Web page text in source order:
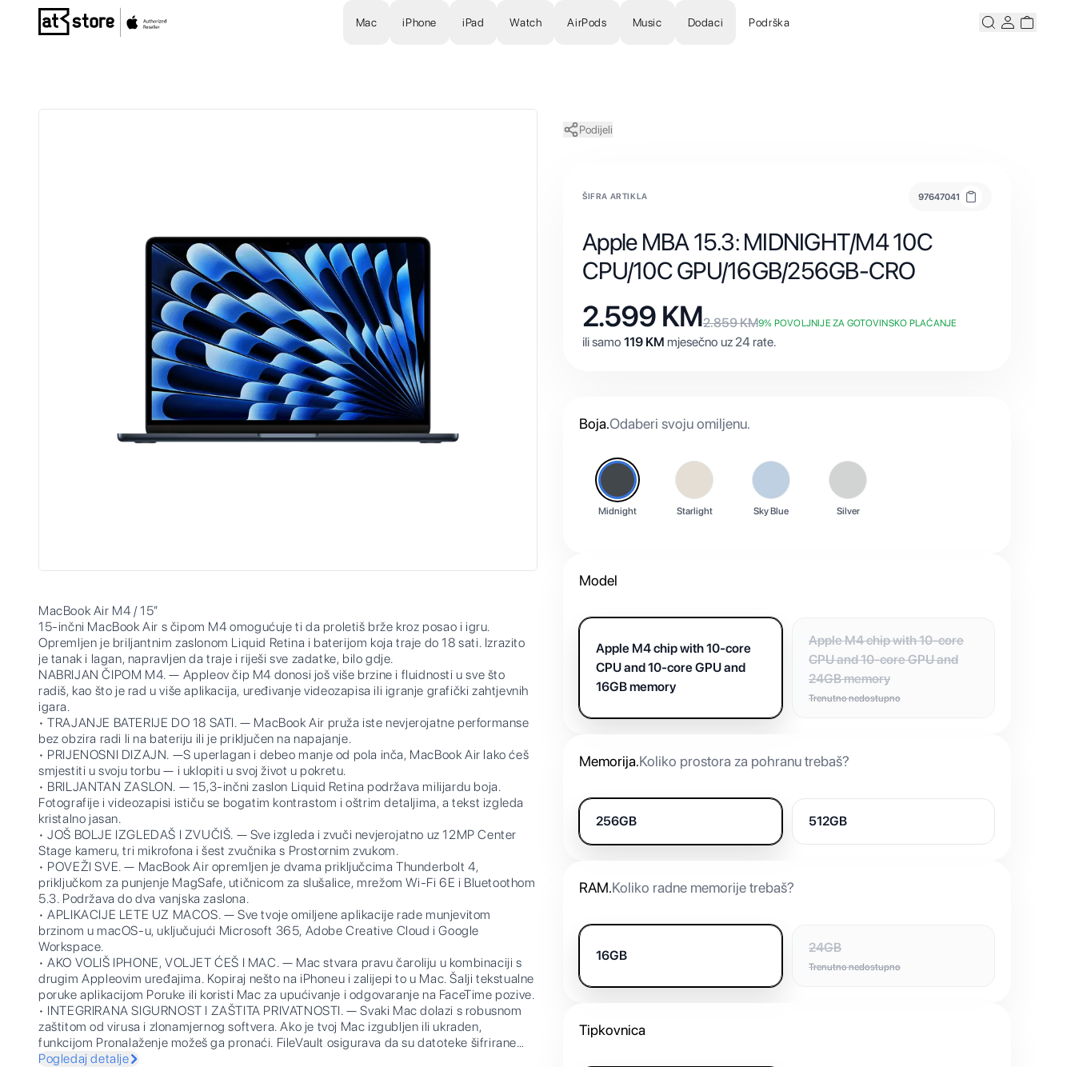
Posjetite početnu stranicu AT Store
Mac iPhone iPad Watch AirPods Music Dodaci Podrška PretražiKorisnicki
MacBook Air M4 / 15”
15-inčni MacBook Air s čipom M4 omogućuje ti da proletiš brže kroz posao i igru.
Opremljen je briljantnim zaslonom Liquid Retina i baterijom koja traje do 18 sati. Izrazito
je tanak i lagan, napravljen da traje i riješi sve zadatke, bilo gdje.
NABRIJAN ČIPOM M4. — Appleov čip M4 donosi još više brzine i fluidnosti u sve što
radiš, kao što je rad u više aplikacija, uređivanje videozapisa ili igranje grafički zahtjevnih
igara.
• TRAJANJE BATERIJE DO 18 SATI. — MacBook Air pruža iste nevjerojatne performanse
bez obzira radi li na bateriju ili je priključen na napajanje.
• PRIJENOSNI DIZAJN. —S uperlagan i debeo manje od pola inča, MacBook Air lako ćeš
smjestiti u svoju torbu — i uklopiti u svoj život u pokretu.
• BRILJANTAN ZASLON. — 15,3-inčni zaslon Liquid Retina podržava milijardu boja.
Fotografije i videozapisi ističu se bogatim kontrastom i oštrim detaljima, a tekst izgleda
kristalno jasan.
• JOŠ BOLJE IZGLEDAŠ I ZVUČIŠ. — Sve izgleda i zvuči nevjerojatno uz 12MP Center
Stage kameru, tri mikrofona i šest zvučnika s Prostornim zvukom.
• POVEŽI SVE. — MacBook Air opremljen je dvama priključcima Thunderbolt 4,
priključkom za punjenje MagSafe, utičnicom za slušalice, mrežom Wi-Fi 6E i Bluetoothom
5.3. Podržava do dva vanjska zaslona.
• APLIKACIJE LETE UZ MACOS. — Sve tvoje omiljene aplikacije rade munjevitom
brzinom u macOS-u, uključujući Microsoft 365, Adobe Creative Cloud i Google
Workspace.
• AKO VOLIŠ IPHONE, VOLJET ĆEŠ I MAC. — Mac stvara pravu čaroliju u kombinaciji s
drugim Appleovim uređajima. Kopiraj nešto na iPhoneu i zalijepi to u Mac. Šalji tekstualne
poruke aplikacijom Poruke ili koristi Mac za upućivanje i odgovaranje na FaceTime pozive.
• INTEGRIRANA SIGURNOST I ZAŠTITA PRIVATNOSTI. — Svaki Mac dolazi s robusnom
zaštitom od virusa i zlonamjernog softvera. Ako je tvoj Mac izgubljen ili ukraden,
funkcijom Pronalaženje možeš ga pronaći. FileVault osigurava da su datoteke šifrirane
kako im drugi ne bi pristupili. Besplatna sigurnosna ažuriranja štite tvoj Mac.
Pogledaj detalje
Podijeli
ŠIFRA ARTIKLA 97647041
Apple MBA 15.3: MIDNIGHT/M4 10C
CPU/10C GPU/16GB/256GB-CRO
2.599 KM2.859KM9% POVOLJNIJE ZA GOTOVINSKO PLAĆANJE
ili samo 119 KM mjesečno uz 24 rate.
Boja.Odaberi svoju omiljenu.
Midnight Starlight Sky Blue Silver
Model
Apple M4 chip with 10-core
CPU and 10-core GPU and
16GB memory
Apple M4 chip with 10-core
CPU and 10-core GPU and
24GB memory
Trenutno nedostupno
Memorija.Koliko prostora za pohranu trebaš?
256GB 512GB
RAM.Koliko radne memorije trebaš?
16GB
24GB
Trenutno nedostupno
Tipkovnica